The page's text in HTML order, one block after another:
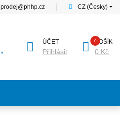
prodej@phhp.cz CZ (Česky)
ÚČET
Přihlásit
KOŠÍK
0 Kč